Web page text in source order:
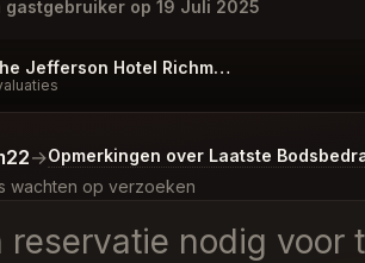
gastgebruiker op 19 Juli 2025
The Jefferson Hotel Richmond Reviews
→Opmerkingen over Laatste
wachten op verzoeken
reservatie nodig voor